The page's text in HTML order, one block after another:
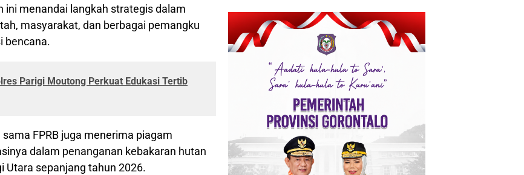
ini menandai langkah strategis dalam
masyarakat, dan berbagai pemangku
bencana.
Parigi Moutong Perkuat Edukasi Tertib
FPRB juga menerima piagam
dalam penanganan kebakaran hutan
Utara sepanjang tahun 2026.